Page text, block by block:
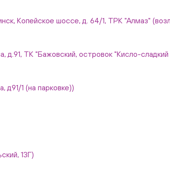
Копейское шоссе, д. 64/1, ТРК "Алмаз"
д.91, ТК "Бажовский, островок "Кисло-
д91/1 (на парковке))
13Г)